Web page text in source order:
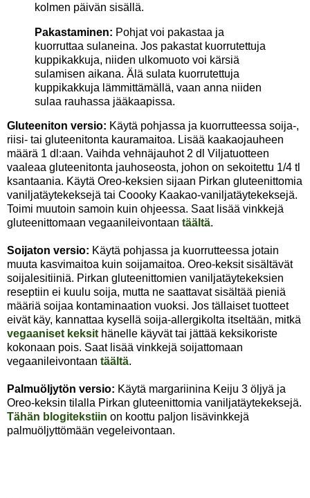
kolmen päivän sisällä.
Pakastaminen: Pohjat voi pakastaa ja
kuorruttaa sulaneina. Jos pakastat kuorrutettuja
kuppikakkuja, niiden ulkomuoto voi kärsiä
sulamisen aikana. Älä sulata kuorrutettuja
kuppikakkuja lämmittämällä, vaan anna niiden
sulaa rauhassa jääkaapissa.
Gluteeniton versio: Käytä pohjassa ja kuorrutteessa soija-,
riisi- tai gluteenitonta kauramaitoa. Lisää kaakaojauheen
määrä 1 dl:aan. Vaihda vehnäjauhot 2 dl Viljatuotteen
vaaleaa gluteenitonta jauhoseosta, johon on sekoitettu 1/4 tl
ksantaania. Käytä Oreo-keksien sijaan Pirkan gluteenittomia
vaniljatäytekeksejä tai Coooky Kaakao-vaniljatäytekeksejä.
Toimi muutoin samoin kuin ohjeessa. Saat lisää vinkkejä
gluteenittomaan vegaanileivontaan täältä.
Soijaton versio: Käytä pohjassa ja kuorrutteessa jotain
muuta kasvimaitoa kuin soijamaitoa. Oreo-keksit sisältävät
soijalesitiiniä. Pirkan gluteenittomien vaniljatäytekeksien
reseptiin ei kuulu soija, mutta ne saattavat sisältää pieniä
määriä soijaa kontaminaation vuoksi. Jos tällaiset tuotteet
eivät käy, kannattaa kysellä soija-allergikolta itseltään, mitkä
vegaaniset keksit hänelle käyvät tai jättää keksikoriste
kokonaan pois. Saat lisää vinkkejä soijattomaan
vegaanileivontaan täältä.
Palmuöljytön versio: Käytä margariinina Keiju 3 öljyä ja
Oreo-keksin tilalla Pirkan gluteenittomia vaniljatäytekeksejä.
Tähän blogitekstiin on koottu paljon lisävinkkejä
palmuöljyttömään vegeleivontaan.